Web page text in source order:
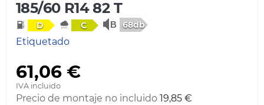
185/60 R14 82 T
D C 68db
Etiquetado
61,06 €
IVA incluido
Precio de montaje no incluido 19,85 €